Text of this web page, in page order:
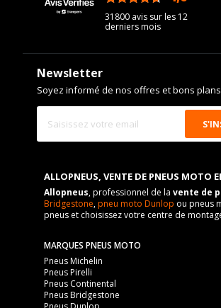
31800 avis sur les 12
derniers mois
Newsletter
Soyez informé de nos offres et bons
ALLOPNEUS, VENTE DE PNEUS MOTO
Allopneus, professionnel de la vente de
Bridgestone,pneu moto Dunlop ou pneus
pneus et choisissez votre centre de
MARQUES PNEUS MOTO
Pneus Michelin
Pneus Pirelli
Pneus Continental
Pneus Bridgestone